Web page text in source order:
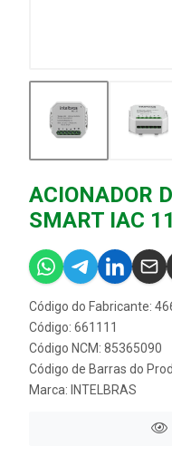
ACIONADOR
SMART IAC
Código do Fabricante:
Código: 661111
Código NCM: 85365090
Código de Barras do
Marca: INTELBRAS